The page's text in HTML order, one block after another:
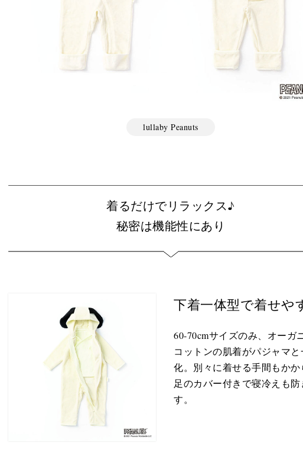
lullaby Peanuts
着るだけでリラックス♪
秘密は機能性にあり
下着一体型で着せや
60-70cmサイズのみ、オーガ
コットンの肌着がパジャマと
化。別々に着せる手間もかか
足のカバー付きで寝冷えも防
す。